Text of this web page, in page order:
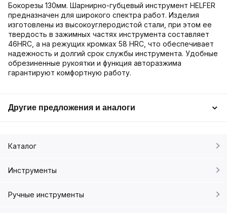
Бокорезы 130мм. Шарнирно-губцевый инструмент HELFER
предназначен для широкого спектра работ. Изделия
изготовлены из высокоуглеродистой стали, при этом ее
твердость в зажимных частях инструмента составляет
46HRC, а на режущих кромках 58 HRC, что обеспечивает
надежность и долгий срок службы инструмента. Удобные
обрезиненные рукоятки и функция авторазжима
гарантируют комфортную работу.
Другие предложения и аналоги
Каталог
Инструменты
Ручные инструменты